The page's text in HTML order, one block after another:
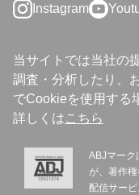
Instagram
当サイトでは当社の
調査・分析したり、
でCookieを使用する
詳しくはこちら
ABJマーク
が、著作
配信サー